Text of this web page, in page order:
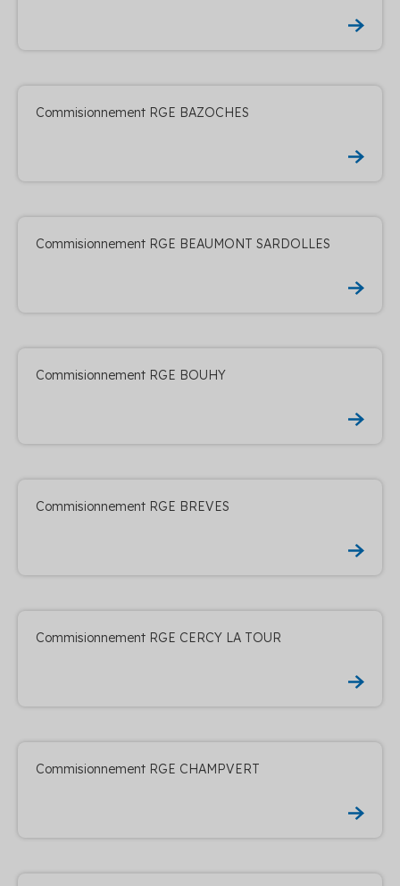
Commisionnement RGE BAZOCHES
Commisionnement RGE BEAUMONT SARDOLLES
Commisionnement RGE BOUHY
Commisionnement RGE BREVES
Commisionnement RGE CERCY LA TOUR
Commisionnement RGE CHAMPVERT